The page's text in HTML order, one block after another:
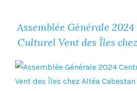
Assemblée Générale
Culturel Vent des Îles